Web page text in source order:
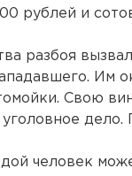
рублей и
разбоя
Им
Свою
дело.
человек